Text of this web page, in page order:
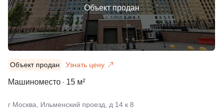
Объект продан
Объект продан Узнать цену
Машиноместо 15 м²
г Москва, Ильменский проезд, д 14 к 8